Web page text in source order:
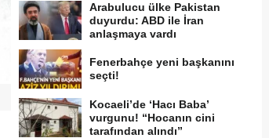
Arabulucu ülke Pakistan
duyurdu: ABD ile İran
anlaşmaya vardı
Fenerbahçe yeni başkanını
seçti!
Kocaeli’de ‘Hacı Baba’
vurgunu! “Hocanın cini
tarafından alındı”